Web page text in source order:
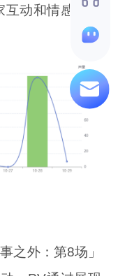
互动和情感释放
之外：第8场」